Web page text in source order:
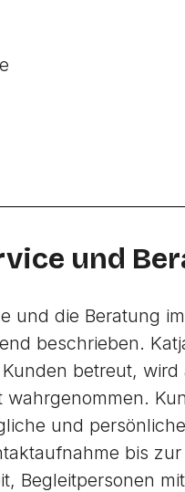
und
und die Beratung
beschrieben.
betreut,
wahrgenommen.
und
bis
Begleitpersonen